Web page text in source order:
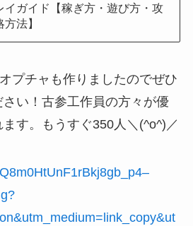
イガイド【稼ぎ方・遊び方・攻
方法】
プチャも作りましたのでぜひ
い！古参工作員の方々が優
す。もうすぐ350人＼(^o^)／